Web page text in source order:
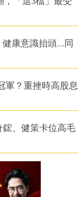
康意識抬頭...同
軍？重挫時高股息
、健策卡位高毛